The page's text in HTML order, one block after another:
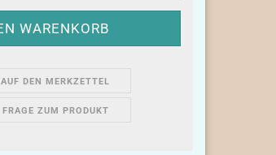
AUF DEN MERKZETTEL
FRAGE ZUM PRODUKT